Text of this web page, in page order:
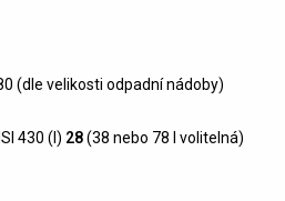
(dle velikosti odpadní nádoby)
430 (l) 28(38 nebo 78 l volitelná)